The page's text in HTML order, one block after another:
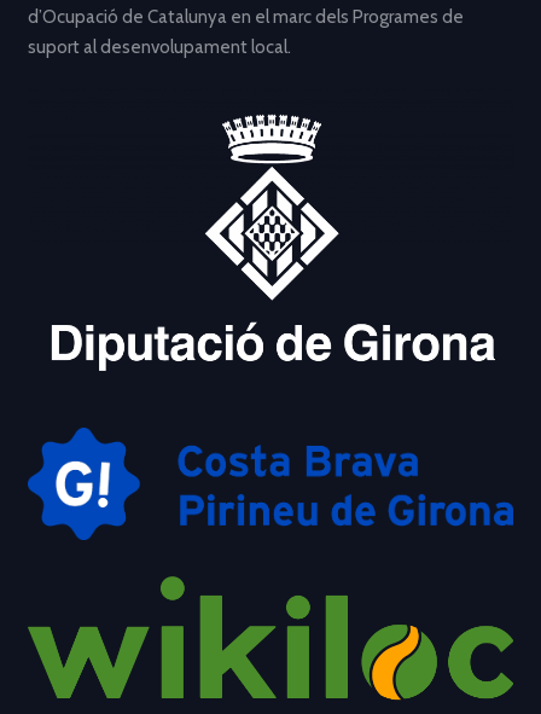
d’Ocupació de Catalunya en el marc dels Programes de
suport al desenvolupament local.